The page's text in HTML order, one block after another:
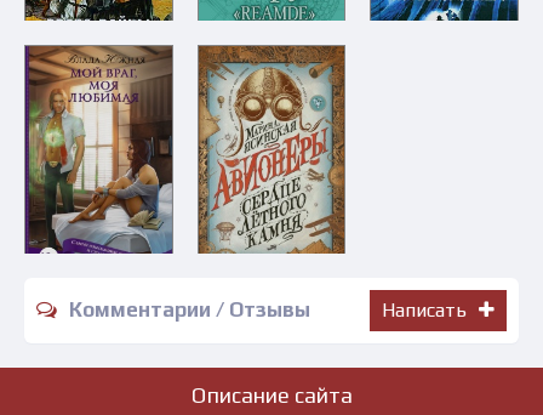
Комментарии / Отзывы Написать
Описание сайта